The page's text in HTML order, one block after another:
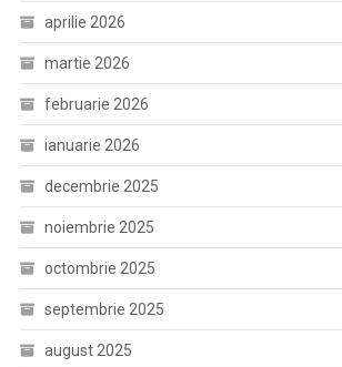
aprilie 2026
martie 2026
februarie 2026
ianuarie 2026
decembrie 2025
noiembrie 2025
octombrie 2025
septembrie 2025
august 2025